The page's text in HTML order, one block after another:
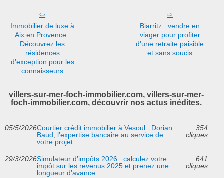
Immobilier de luxe à
Aix en Provence :
Découvrez les
résidences
d'exception pour les
connaisseurs
Biarritz : vendre en
viager pour profiter
d'une retraite paisible
et sans soucis
villers-sur-mer-foch-immobilier.com, villers-sur-mer-
foch-immobilier.com, découvrir nos actus inédites.
05/5/2026Courtier crédit immobilier à Vesoul : Dorian
Baud, l’expertise bancaire au service de
votre projet
354
cliques
29/3/2026Simulateur d’impôts 2026 : calculez votre
impôt sur les revenus 2025 et prenez une
longueur d’avance
641
cliques